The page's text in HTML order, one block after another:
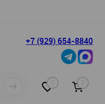
+7 (929) 654-8840
0 0